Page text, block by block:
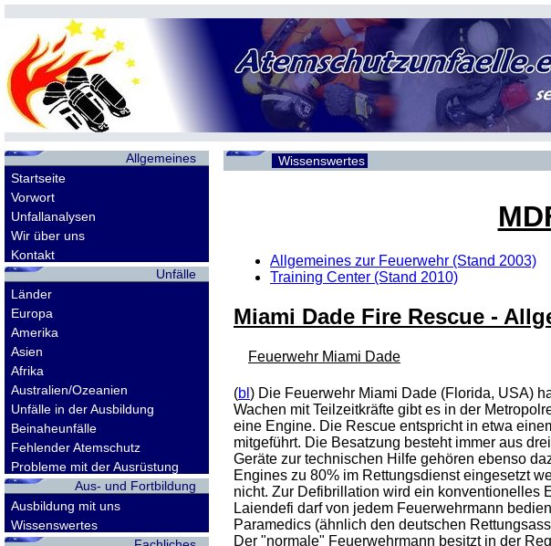
Allgemeines
Startseite
Vorwort
Unfallanalysen
Wir über uns
Kontakt
Unfälle
Länder
Europa
Amerika
Asien
Afrika
Australien/Ozeanien
Unfälle in der Ausbildung
Beinaheunfälle
Fehlender Atemschutz
Probleme mit der Ausrüstung
Aus- und Fortbildung
Ausbildung mit uns
Wissenswertes
Wissenswertes
Allgemeines zur Feuerwehr (Stand 2003)
Training Center (Stand 2010)
Miami Dade Fire Rescue -
Feuerwehr Miami Dade
(bl ) Die Feuerwehr Miami Dade (Florida, USA)
Wachen mit Teilzeitkräfte gibt es in der
eine Engine. Die Rescue entspricht in etwa
mitgeführt. Die Besatzung besteht immer aus
Geräte zur technischen Hilfe gehören ebenso
Engines zu 80% im Rettungsdienst eingesetzt
nicht. Zur Defibrillation wird ein konventionelles
Laiendefi darf von jedem Feuerwehrmann
Paramedics (ähnlich den deutschen
Der "normale" Feuerwehrmann besitzt in der